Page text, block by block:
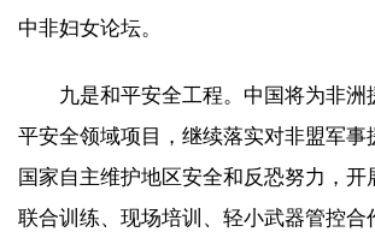
中非妇女论坛。
九是和平安全工程。中国将为非洲
平安全领域项目，继续落实对非盟军事
国家自主维护地区安全和反恐努力，开
联合训练、现场培训、轻小武器管控合